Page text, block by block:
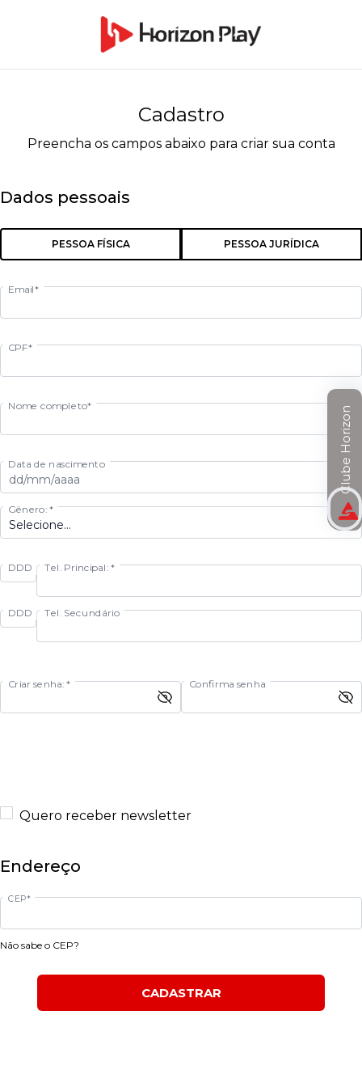
Cadastro
Preencha os campos abaixo para criar sua conta
Dados pessoais
PESSOA FÍSICA PESSOA JURÍDICA
Email*
CPF*
Nome completo*
Data de nascimento
Gênero: *
DDD Tel. Principal: *
DDD Tel. Secundário
Criar senha: * Confirma senha
Quero receber newsletter
Endereço
CEP*
Não sabe o CEP?
CADASTRAR
Clube Horizon